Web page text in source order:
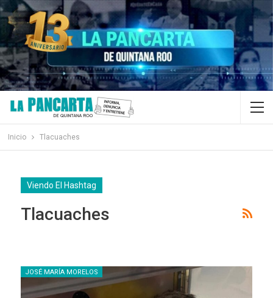
Inicio Tlacuaches
Viendo El Hashtag
Tlacuaches
JOSÉ MARÍA MORELOS